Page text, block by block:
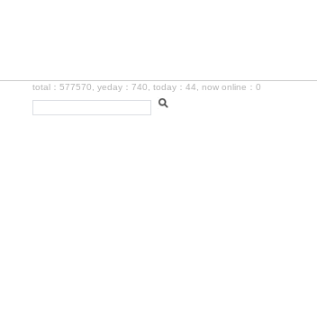
total：577570, yeday：740, today：44, now online：0